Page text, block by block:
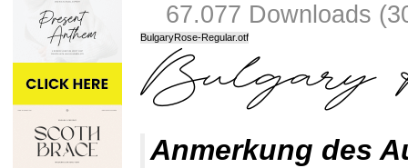
67.077 Downloads
BulgaryRose-Regular.otf
Anmerkung des